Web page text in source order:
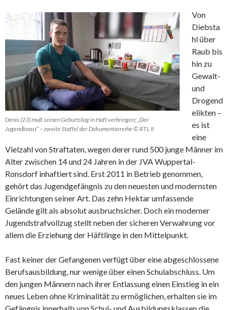
Denis (23) muß seinen Geburtstag in Haft verbringen; „Der
Jugendknast“ – zweite Staffel der Dokumentarreihe © RTL II
Von
Diebsta
hl über
Raub bis
hin zu
Gewalt-
und
Drogend
elikten –
es ist
eine
Vielzahl von Straftaten, wegen derer rund 500 junge Männer im
Alter zwischen 14 und 24 Jahren in der JVA Wuppertal-
Ronsdorf inhaftiert sind. Erst 2011 in Betrieb genommen,
gehört das Jugendgefängnis zu den neuesten und modernsten
Einrichtungen seiner Art. Das zehn Hektar umfassende
Gelände gilt als absolut ausbruchsicher. Doch ein moderner
Jugendstrafvollzug stellt neben der sicheren Verwahrung vor
allem die Erziehung der Häftlinge in den Mittelpunkt.
Fast keiner der Gefangenen verfügt über eine abgeschlossene
Berufsausbildung, nur wenige über einen Schulabschluss. Um
den jungen Männern nach ihrer Entlassung einen Einstieg in ein
neues Leben ohne Kriminalität zu ermöglichen, erhalten sie im